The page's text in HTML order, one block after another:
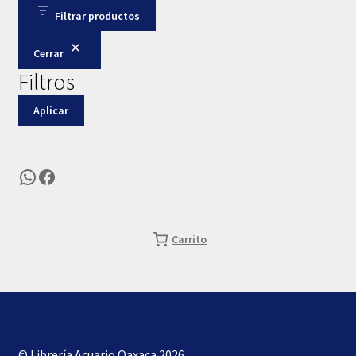
Filtrar productos
Cerrar
Filtros
Aplicar
WhatsApp
Facebook
Carrito